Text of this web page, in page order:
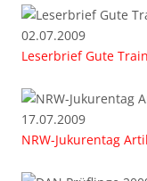
02.07.2009
Leserbrief Gute
17.07.2009
NRW-Jukurentag